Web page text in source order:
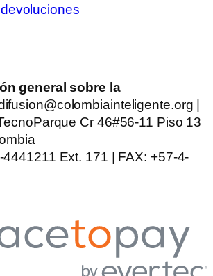
general sobre la
|
Cr 46#56-11 Piso 13
Ext. 171 | FAX: +57-4-